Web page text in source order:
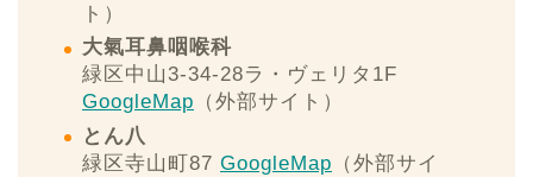
ト）
大氣耳鼻咽喉科
緑区中山3-34-28ラ・ヴェリタ1F
GoogleMap （外部サイト）
とん八
緑区寺山町87 GoogleMap （外部サイ